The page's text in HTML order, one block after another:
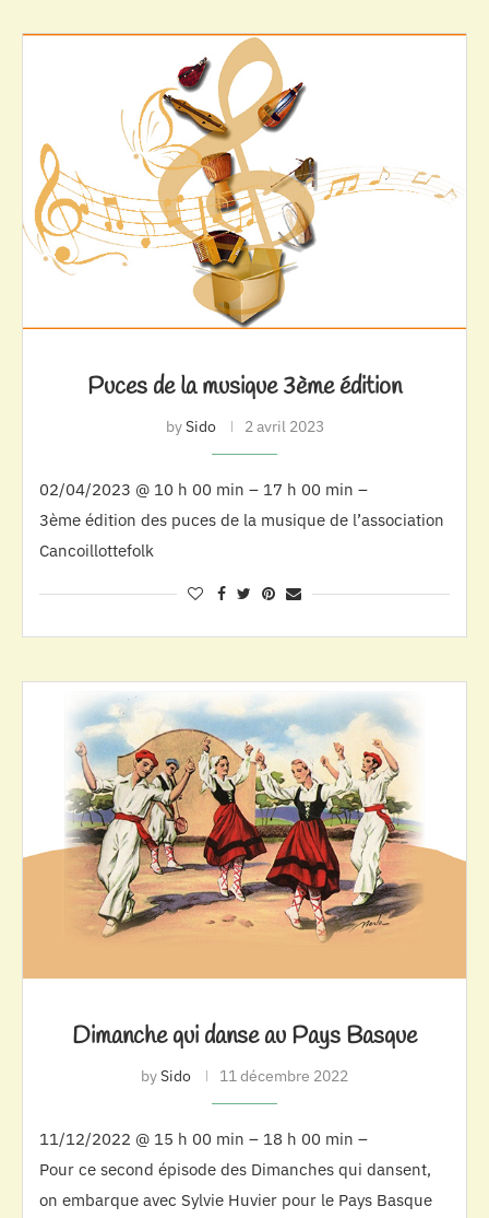
Puces de la musique 3ème édition
bySido 2 avril 2023
02/04/2023 @ 10 h 00 min – 17 h 00 min –
3ème édition des puces de la musique de l’association
Cancoillottefolk
Dimanche qui danse au Pays Basque
bySido 11 décembre 2022
11/12/2022 @ 15 h 00 min – 18 h 00 min –
Pour ce second épisode des Dimanches qui dansent,
on embarque avec Sylvie Huvier pour le Pays Basque